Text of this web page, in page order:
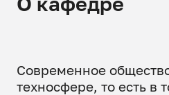
Современное
техносфере, то есть в